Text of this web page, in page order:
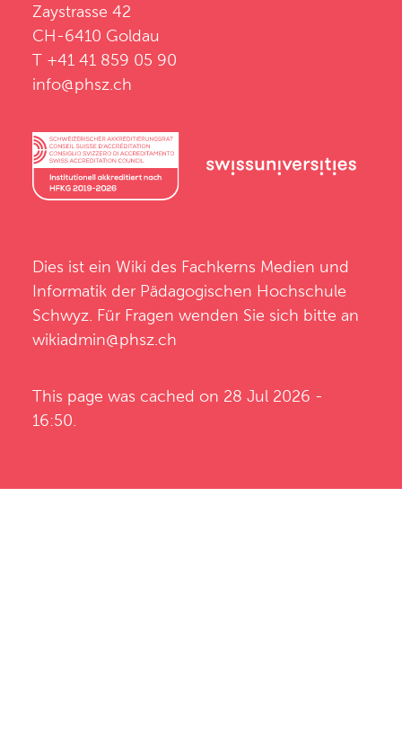
Zaystrasse 42
CH-6410 Goldau
T +41 41 859 05 90
info@phsz.ch
Dies ist ein Wiki des Fachkerns Medien und
Informatik der Pädagogischen Hochschule
Schwyz . Für Fragen wenden Sie sich bitte an
wikiadmin@phsz.ch
This page was cached on 28 Jul 2026 -
16:50.